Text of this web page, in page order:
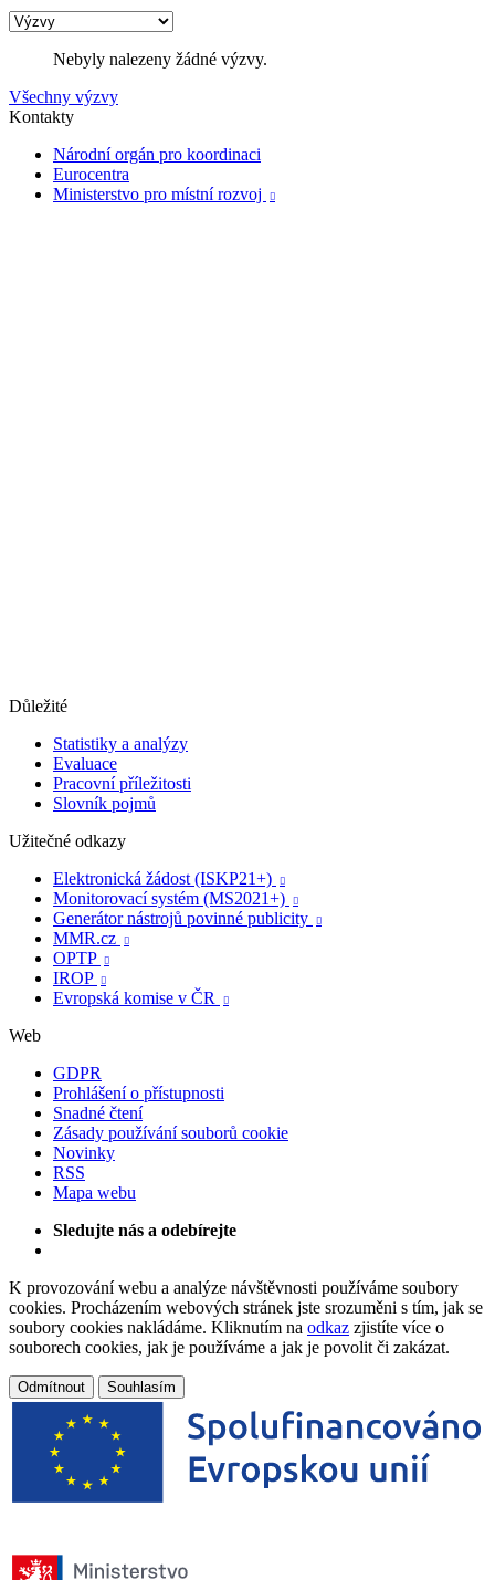
Nebyly nalezeny žádné výzvy.
Všechny výzvy
Kontakty
Národní orgán pro koordinaci
Eurocentra
Ministerstvo pro místní rozvoj

Důležité
Statistiky a analýzy
Evaluace
Pracovní příležitosti
Slovník pojmů
Užitečné odkazy
Elektronická žádost (ISKP21+)

Monitorovací systém (MS2021+) 
Generátor nástrojů povinné publicity 
MMR.cz 
OPTP 
IROP 
Evropská komise v ČR 
Web
GDPR
Prohlášení o přístupnosti
Snadné čtení
Zásady používání souborů cookie
Novinky
RSS
Mapa webu
Sledujte nás a odebírejte
K provozování webu a analýze návštěvnosti používáme soubory
cookies. Procházením webových stránek jste srozuměni s tím, jak se
soubory cookies nakládáme. Kliknutím na odkaz zjistíte více o
souborech cookies, jak je používáme a jak je povolit či zakázat.
Odmítnout Souhlasím